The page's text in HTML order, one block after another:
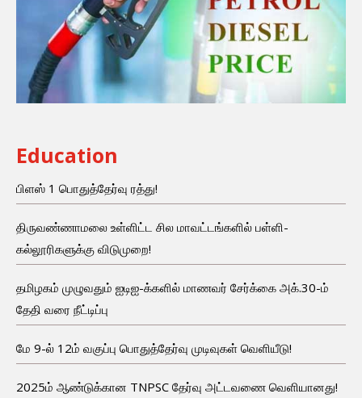
Education
பிளஸ் 1 பொதுத்தேர்வு ரத்து!
திருவண்ணாமலை உள்ளிட்ட சில மாவட்டங்களில் பள்ளி-
கல்லூரிகளுக்கு விடுமுறை!
தமிழகம் முழுவதும் ஐடிஐ-க்களில் மாணவர் சேர்க்கை அக்.30-ம்
தேதி வரை நீட்டிப்பு
மே 9-ல் 12ம் வகுப்பு பொதுத்தேர்வு முடிவுகள் வெளியீடு!
2025ம் ஆண்டுக்கான TNPSC தேர்வு அட்டவணை வெளியானது!